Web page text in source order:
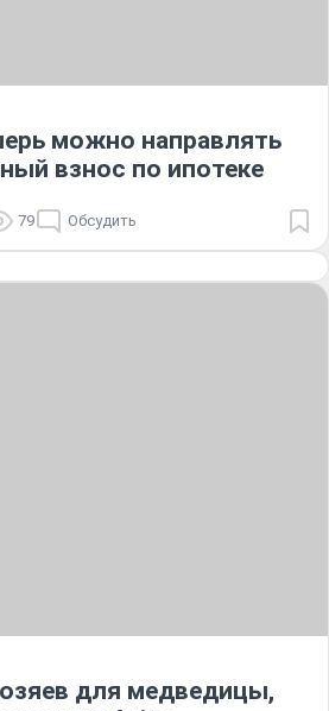
можно направлять
взнос по ипотеке
79 Обсудить
для медведицы,